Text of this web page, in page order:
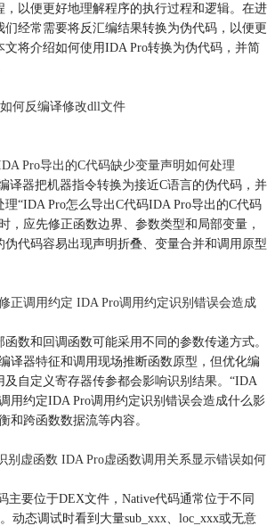
，以便更好地理解程序的执行过程和逻辑。在进
经常需要将反汇编结果转换为伪代码，以便更
将介绍如何使用IDA Pro转换为伪代码，并简
何反编译修改dll文件
Pro导出的C代码缺少变量声明如何处理
译器把机器指令转换为接近C语言的伪代码，并
“IDA Pro怎么导出C代码IDA Pro导出的C代码
，应先修正函数边界、参数类型和局部变量，
代码容易出现声明折叠、变量合并和调用原型
正调用约定 IDA Pro调用约定识别错误会造成
数和回调函数可能采用不同的参数传递方式。
译器特征和调用现场推断函数原型，但优化编
自定义寄存器传参都会影响识别结果。“IDA
用约定IDA Pro调用约定识别错误会造成什么影
和跨函数数据流等内容。
别虚函数 IDA Pro虚函数调用关系显示错误如何
主要位于DEX文件，Native代码通常位于不同
动态调试时看到大量sub_xxx、loc_xxx或无意